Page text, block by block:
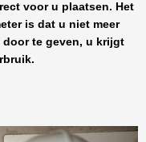
voor u plaatsen. Het
is dat u niet meer
door te geven, u krijgt